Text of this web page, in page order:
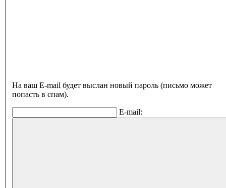
На ваш E-mail будет выслан новый пароль (письмо может
попасть в спам).
E-mail: